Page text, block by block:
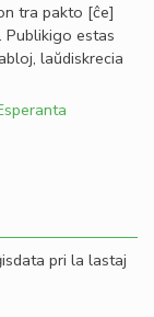
tra pakto [ĉe]
. Publikigo estas
laŭdiskrecia
pri la lastaj